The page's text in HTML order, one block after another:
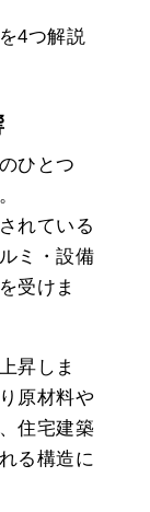
4つ解説
ひとつ
れている
ミ・設備
受けま
昇しま
原材料や
住宅建築
る構造に